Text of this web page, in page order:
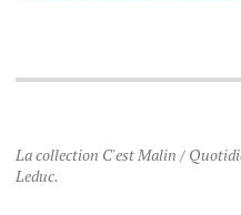
La collection C'est Malin /
Leduc.